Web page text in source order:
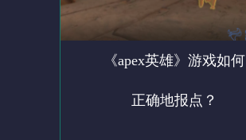
《apex英雄》游戏如何
正确地报点？